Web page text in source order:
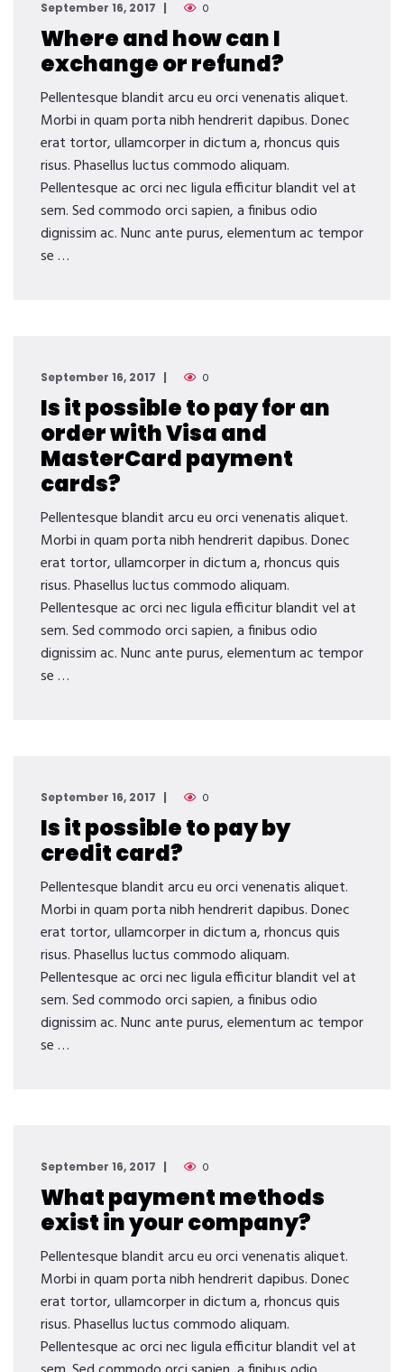
September 16, 2017 0
Where and how can I
exchange or refund?
Pellentesque blandit arcu eu orci venenatis aliquet.
Morbi in quam porta nibh hendrerit dapibus. Donec
erat tortor, ullamcorper in dictum a, rhoncus quis
risus. Phasellus luctus commodo aliquam.
Pellentesque ac orci nec ligula efficitur blandit vel at
sem. Sed commodo orci sapien, a finibus odio
dignissim ac. Nunc ante purus, elementum ac tempor
se …
September 16, 2017 0
Is it possible to pay for an
order with Visa and
MasterCard payment
cards?
Pellentesque blandit arcu eu orci venenatis aliquet.
Morbi in quam porta nibh hendrerit dapibus. Donec
erat tortor, ullamcorper in dictum a, rhoncus quis
risus. Phasellus luctus commodo aliquam.
Pellentesque ac orci nec ligula efficitur blandit vel at
sem. Sed commodo orci sapien, a finibus odio
dignissim ac. Nunc ante purus, elementum ac tempor
se …
September 16, 2017 0
Is it possible to pay by
credit card?
Pellentesque blandit arcu eu orci venenatis aliquet.
Morbi in quam porta nibh hendrerit dapibus. Donec
erat tortor, ullamcorper in dictum a, rhoncus quis
risus. Phasellus luctus commodo aliquam.
Pellentesque ac orci nec ligula efficitur blandit vel at
sem. Sed commodo orci sapien, a finibus odio
dignissim ac. Nunc ante purus, elementum ac tempor
se …
September 16, 2017 0
What payment methods
exist in your company?
Pellentesque blandit arcu eu orci venenatis aliquet.
Morbi in quam porta nibh hendrerit dapibus. Donec
erat tortor, ullamcorper in dictum a, rhoncus quis
risus. Phasellus luctus commodo aliquam.
Pellentesque ac orci nec ligula efficitur blandit vel at